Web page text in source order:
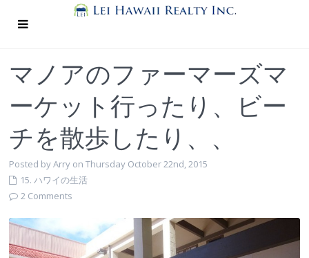
マノアのファーマーズマ
ーケット行ったり、ビー
チを散歩したり、、
Posted by Arry on Thursday October 22nd, 2015
15. ハワイの生活
2 Comments